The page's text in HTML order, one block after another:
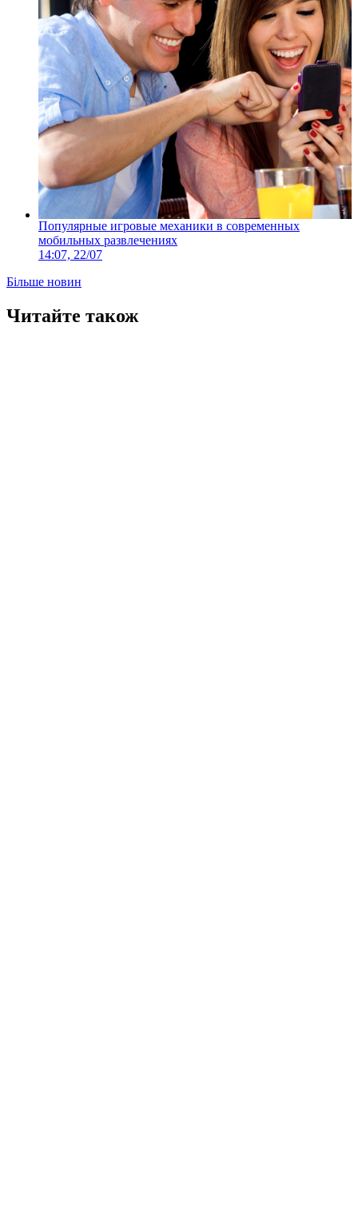
Популярные игровые механики в современных
мобильных развлечениях
14:07, 22/07
Більше новин
Читайте також